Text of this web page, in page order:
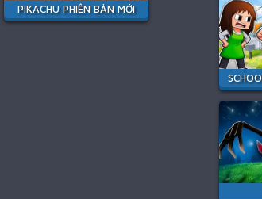
PIKACHU PHIÊN BẢN MỚI